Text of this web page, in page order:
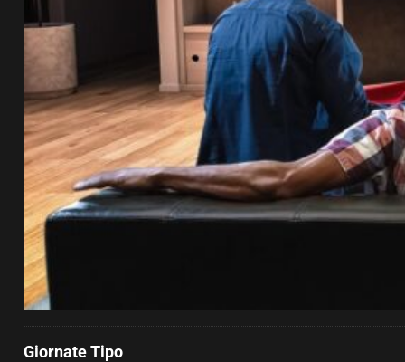
Giornate Tipo